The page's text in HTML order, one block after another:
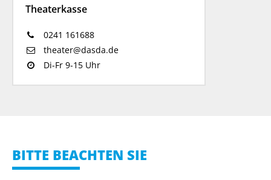
Theaterkasse
0241 161688
theater@dasda.de
Di-Fr 9-15 Uhr
BITTE BEACHTEN SIE